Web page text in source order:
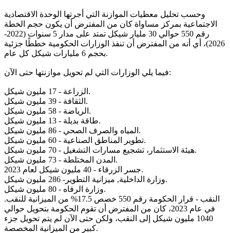
وحسب تحليل معطيات الموازنة التي أجرتها الوحدة الاقتصادية
الاجتماعية بمركز مساواة كان من المفترض أن يكون حجم الخطة
رقم 550 حوالي 30 مليار شيكل تمتد على مدار 5 سنوات (2022-
2026)، أي أنه من المفترض أن تنفذ الوزارات الحكومية خططًا جزئية
بحجم 6 مليارات شيكل كل عام.
فيما يلي الوزارات التي لم تحويل موازنتها حتى الآن:
الزراعة - 17 مليون شيكل.
الثقافة - 39 مليون شيكل.
الرياضة - 58 مليون شيكل.
طاقة بديلة - 13 مليون شيكل.
المياه والصرف الصحي - 86 مليون شيكل.
تطوير المناطق الصناعية - 60 مليون شيكل.
هيئة الاستثمار، تشجيع مسارات التشغيل - 70 مليون شيكل.
المدن المختلطة - 73 مليون شيكل.
جسر الزرقاء - 40 مليون شيكل لعام 2023.
وزارة الداخلية, ميزانية التطوير- 286 مليون شيكل.
وزارة الرفاه - 80 مليون شيكل.
النقب - قرار الحكومة رقم 550 خصص 17.5% من الميزانية للنقب.
في عام 2023، كان من المفترض أن تقوم الحكومة بتحويل حوالي
1040 مليون شيكل إلى النقب، ولكن حتى الآن لم يتم تحويل جزء
كبير من الميزانية المخصصة.